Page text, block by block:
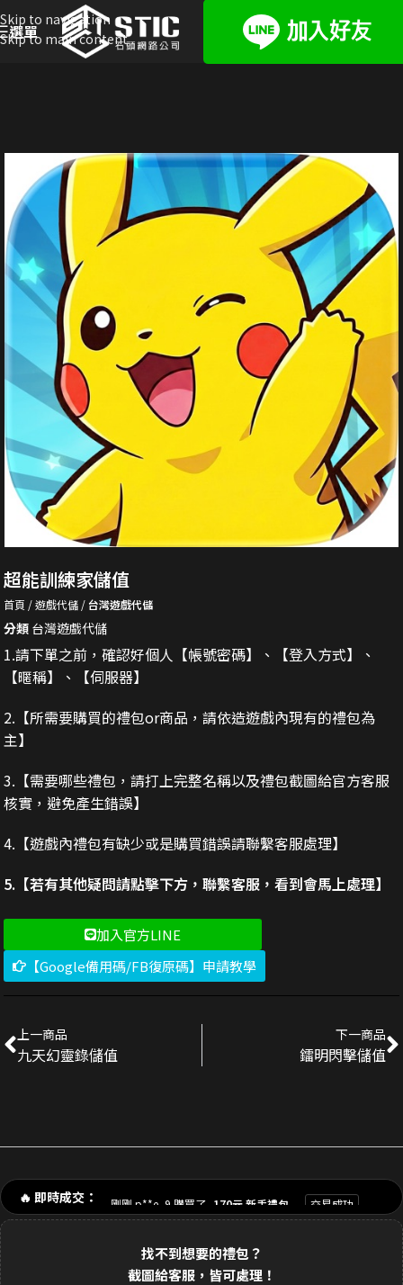
Skip to navigation
Skip to main content
選單
超能訓練家儲值
首頁 遊戲代儲 台灣遊戲代儲
分類 台灣遊戲代儲
1.請下單之前，確認好個人【帳號密碼】、【登入方式】、
【暱稱】、【伺服器】
2. 【所需要購買的禮包or商品，請依造遊戲內現有的禮包為
主】
3. 【需要哪些禮包，請打上完整名稱以及禮包截圖給官方客服
核實，避免產生錯誤】
4.【遊戲內禮包有缺少或是購買錯誤請聯繫客服處理】
5.【若有其他疑問請點擊下方，聯繫客服，看到會馬上處理】
加入官方LINE
【Google備用碼/FB復原碼】申請教學
上一商品
九天幻靈錄儲值
下一商品
鐳明閃擊儲值
🔥 即時成交：
剛剛 陳**豪 購買了 3290元 禮包 交易成功
1分鐘前 林**緯 購買了 1690元 禮包 交易成功
2分鐘前 Dav**d 購買了 3290元 至尊禮包
找不到想要的禮包？
截圖給客服，皆可處理！